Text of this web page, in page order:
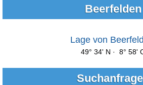
Beerfelden
Lage von
49° 34' N · 8° 58'